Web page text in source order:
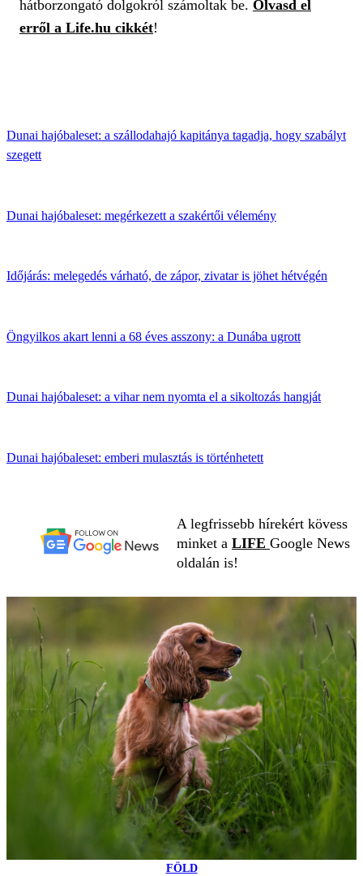
hátborzongató dolgokról számoltak be. Olvasd el
erről a Life.hu cikkét!
Dunai hajóbaleset: a szállodahajó kapitánya tagadja, hogy szabályt
szegett
Dunai hajóbaleset: megérkezett a szakértői vélemény
Időjárás: melegedés várható, de zápor, zivatar is jöhet hétvégén
Öngyilkos akart lenni a 68 éves asszony: a Dunába ugrott
Dunai hajóbaleset: a vihar nem nyomta el a sikoltozás hangját
Dunai hajóbaleset: emberi mulasztás is történhetett
A legfrissebb hírekért kövess
minket a LIFE Google News
oldalán is!
FÖLD